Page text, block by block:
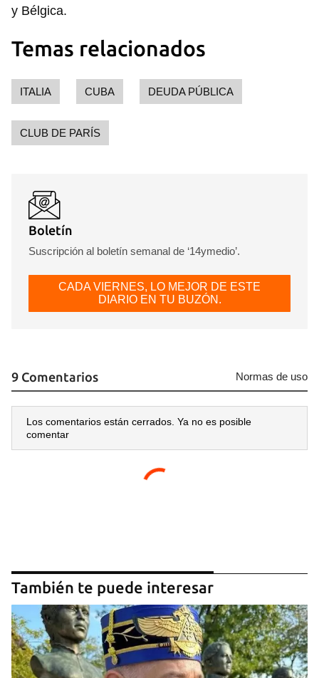
Para poder guardar como favorito, primero has de
iniciar sesión con tu cuenta de 14ymedio.
INICIAR SESIÓN CANCELAR
y Bélgica.
Temas relacionados
ITALIA CUBA DEUDA PÚBLICA
CLUB DE PARÍS
Boletín
Suscripción al boletín semanal de ‘14ymedio’.
CADA VIERNES, LO MEJOR DE ESTE
DIARIO EN TU BUZÓN.
9 Comentarios Normas de uso
Los comentarios están cerrados. Ya no es posible
comentar
También te puede interesar